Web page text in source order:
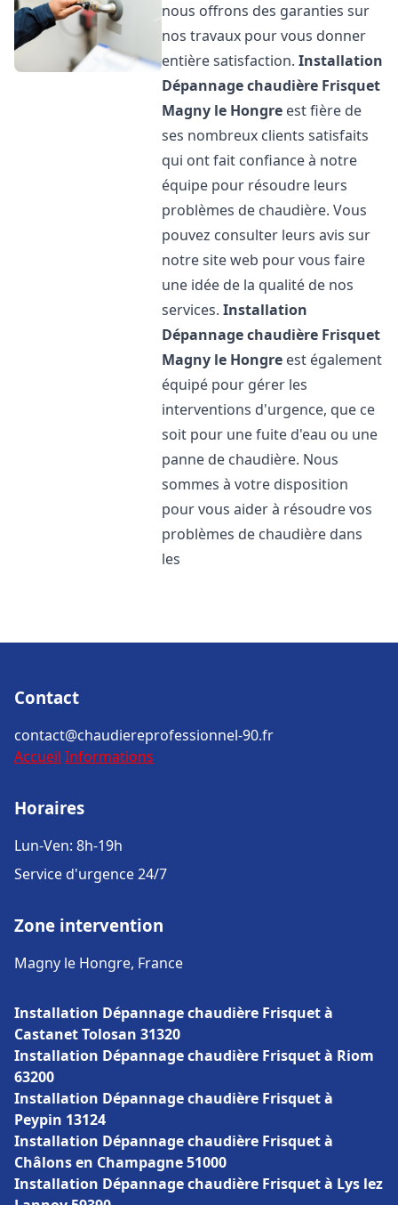
nous offrons des garanties sur
nos travaux pour vous donner
entière satisfaction.Installation
Dépannage chaudière Frisquet
Magny le Hongre est fière de
ses nombreux clients satisfaits
qui ont fait confiance à notre
équipe pour résoudre leurs
problèmes de chaudière. Vous
pouvez consulter leurs avis sur
notre site web pour vous faire
une idée de la qualité de nos
services.Installation
Dépannage chaudière Frisquet
Magny le Hongre est également
équipé pour gérer les
interventions d'urgence, que ce
soit pour une fuite d'eau ou une
panne de chaudière. Nous
sommes à votre disposition
pour vous aider à résoudre vos
problèmes de chaudière dans
les
Contact
contact@chaudiereprofessionnel-90.fr
Accueil Informations
Horaires
Lun-Ven: 8h-19h
Service d'urgence 24/7
Zone intervention
Magny le Hongre, France
Installation Dépannage chaudière Frisquet à
Castanet Tolosan 31320
Installation Dépannage chaudière Frisquet à Riom
63200
Installation Dépannage chaudière Frisquet à
Peypin 13124
Installation Dépannage chaudière Frisquet à
Châlons en Champagne 51000
Installation Dépannage chaudière Frisquet à Lys lez